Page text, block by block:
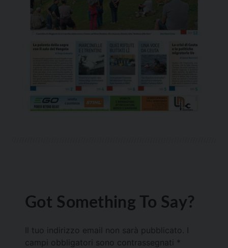
Got Something To Say?
Il tuo indirizzo email non sarà pubblicato.
campi obbligatori sono contrassegnati *